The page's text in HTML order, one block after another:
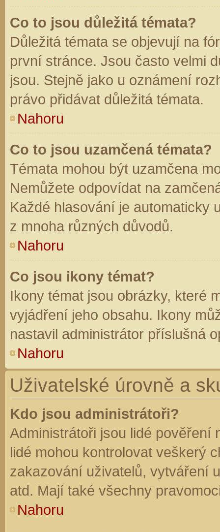
Co to jsou důležitá témata?
Důležitá témata se objevují na
první stránce. Jsou často velmi
jsou. Stejně jako u oznámení
právo přidávat důležitá témata.
Nahoru
Co to jsou uzamčená témata?
Témata mohou být uzamčena
Nemůžete odpovídat na
Každé hlasování je automaticky
z mnoha různých důvodů.
Nahoru
Co jsou ikony témat?
Ikony témat jsou obrázky, které
vyjádření jeho obsahu. Ikony
nastavil administrátor příslušná
Nahoru
Uživatelské úrovně a
Kdo jsou administrátoři?
Administrátoři jsou lidé pověření
lidé mohou kontrolovat veškerý
zakazování uživatelů, vytváření
atd. Mají také všechny
Nahoru